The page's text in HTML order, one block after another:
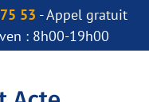
53 - Appel gratuit
: 8h00-19h00